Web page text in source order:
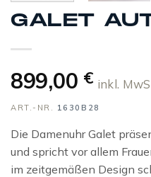
GALET
899,00 € inkl.
ART.-NR. 1630B28
Die Damenuhr Galet
und spricht vor allem
im zeitgemäßen Design